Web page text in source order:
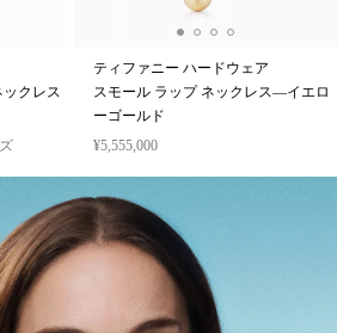
クレス
ティファニー ハードウェア
スモール ラップ ネックレス—イエロ
ーゴールド
¥5,555,000